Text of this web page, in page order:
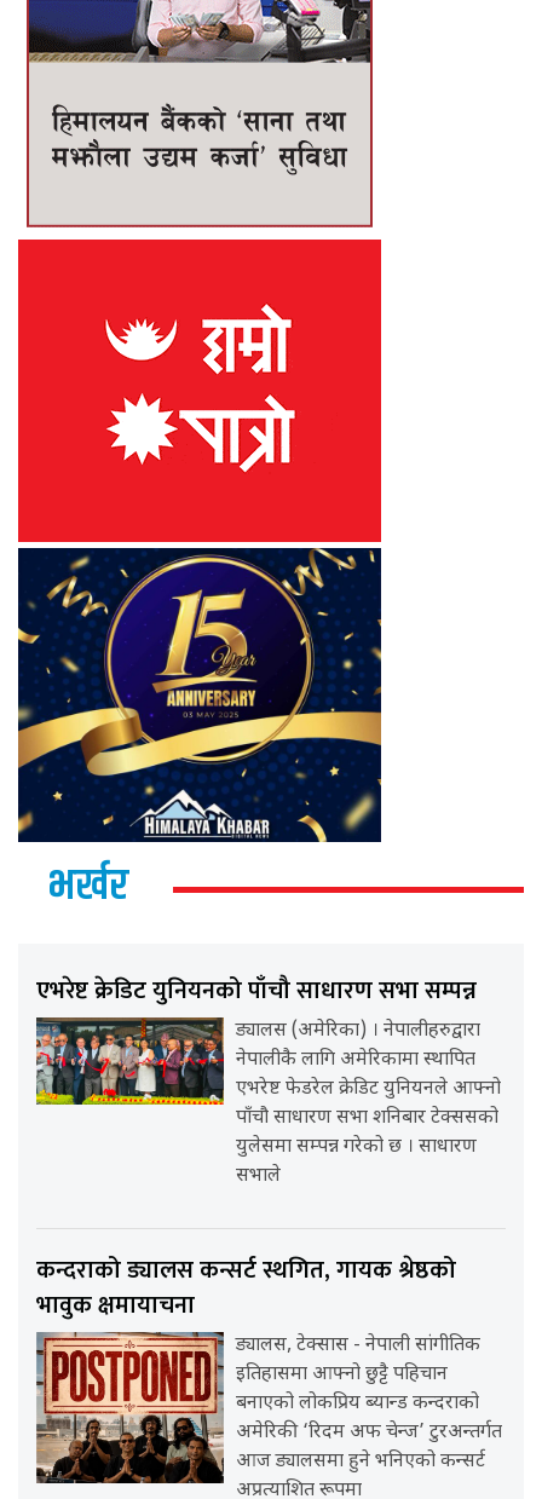
भर्खर
एभरेष्ट क्रेडिट युनियनको पाँचौ साधारण सभा सम्पन्न
ड्यालस (अमेरिका) । नेपालीहरुद्वारा
नेपालीकै लागि अमेरिकामा स्थापित
एभरेष्ट फेडरेल क्रेडिट युनियनले आफ्नो
पाँचौ साधारण सभा शनिबार टेक्ससको
युलेसमा सम्पन्न गरेको छ । साधारण
सभाले
कन्दराको ड्यालस कन्सर्ट स्थगित, गायक श्रेष्ठको
भावुक क्षमायाचना
ड्यालस, टेक्सास - नेपाली सांगीतिक
इतिहासमा आफ्नो छुट्टै पहिचान
बनाएको लोकप्रिय ब्यान्ड कन्दराको
अमेरिकी ‘रिदम अफ चेन्ज’ टुरअन्तर्गत
आज ड्यालसमा हुने भनिएको कन्सर्ट
अप्रत्याशित रूपमा